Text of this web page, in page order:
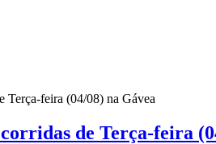
Terça-feira (04/08) na Gávea
de Terça-feira